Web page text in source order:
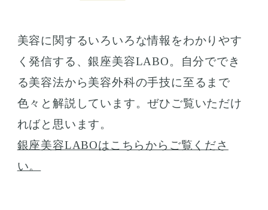
美容に関するいろいろな情報をわかりやす
く発信する、銀座美容LABO。自分ででき
る美容法から美容外科の手技に至るまで
色々と解説しています。ぜひご覧いただけ
ればと思います。
銀座美容LABOはこちらからご覧くださ
い。